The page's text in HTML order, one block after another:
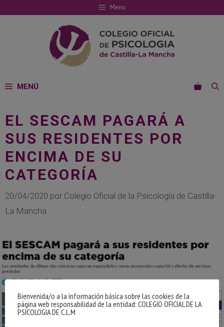
al
Menu
MENÚ
EL SESCAM PAGARÁ A
SUS RESIDENTES POR
ENCIMA DE SU
CATEGORÍA
20/04/2020 por Colegio Oficial de la Psicología de Castilla-
La Mancha
Bienvenida/o a la información básica sobre las cookies de la
página web responsabilidad de la entidad: COLEGIO OFICIAL DE LA
PSICOLOGIA DE C.L.M